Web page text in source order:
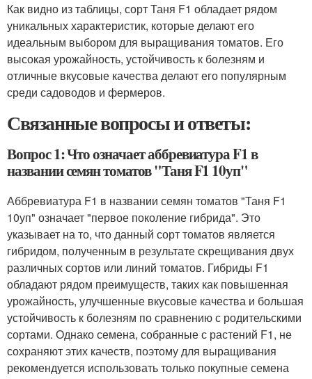
Как видно из таблицы, сорт Таня F1 обладает рядом
уникальных характеристик, которые делают его
идеальным выбором для выращивания томатов. Его
высокая урожайность, устойчивость к болезням и
отличные вкусовые качества делают его популярным
среди садоводов и фермеров.
Связанные вопросы и ответы:
Вопрос 1: Что означает аббревиатура F1 в
названии семян томатов "Таня F1 10уп"
Аббревиатура F1 в названии семян томатов "Таня F1
10уп" означает "первое поколение гибрида". Это
указывает на то, что данный сорт томатов является
гибридом, полученным в результате скрещивания двух
различных сортов или линий томатов. Гибриды F1
обладают рядом преимуществ, таких как повышенная
урожайность, улучшенные вкусовые качества и большая
устойчивость к болезням по сравнению с родительскими
сортами. Однако семена, собранные с растений F1, не
сохраняют этих качеств, поэтому для выращивания
рекомендуется использовать только покупные семена